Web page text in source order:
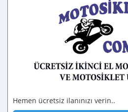
Hemen ücretsiz ilanınızı verin..